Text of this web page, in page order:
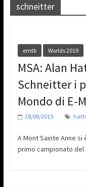
schneitter
emtb Worlds 2019
MSA: Alan
Schneitter i
Mondo di E-
28/08/2019
A Mont Sainte Anne
primo campionato del